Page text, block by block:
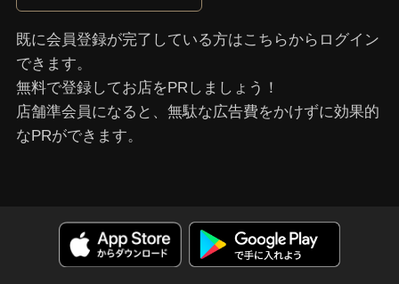
既に会員登録が完了している⽅はこちらからログイン
できます。
無料で登録してお店をPRしましょう！
店舗準会員になると、無駄な広告費をかけずに効果的
なPRができます。